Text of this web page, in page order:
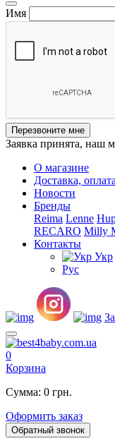
Имя
Перезвоните мне
Заявка принята, наш
О магазине
Доставка,
Новости
Бренды
Reima Lenne
RECARO Milly
Контакты
Укр
Рус
0
Корзина
Сумма: 0 грн.
Оформить заказ
Обратный звонок